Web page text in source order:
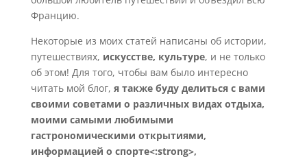
Францию.
Некоторые из моих статей написаны об истории,
путешествиях, искусстве, культуре, и не только
об этом! Для того, чтобы вам было интересно
читать мой блог, я также буду делиться с вами
своими советами о различных видах отдыха,
моими самыми любимыми
гастрономическими открытиями,
информацией о спорте<:strong>,